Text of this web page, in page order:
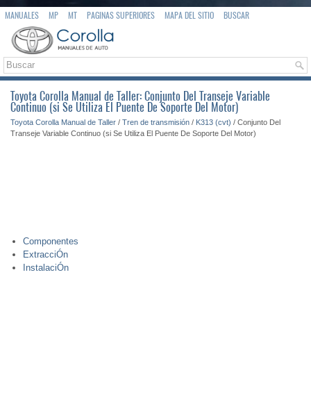
MANUALES MP MT PAGINAS SUPERIORES MAPA DEL SITIO BUSCAR
Toyota Corolla Manual de Taller: Conjunto Del Transeje Variable
Continuo (si Se Utiliza El Puente De Soporte Del Motor)
Toyota Corolla Manual de Taller / Tren de transmisión / K313 (cvt) / Conjunto Del
Transeje Variable Continuo (si Se Utiliza El Puente De Soporte Del Motor)
Componentes
ExtracciÓn
InstalaciÓn